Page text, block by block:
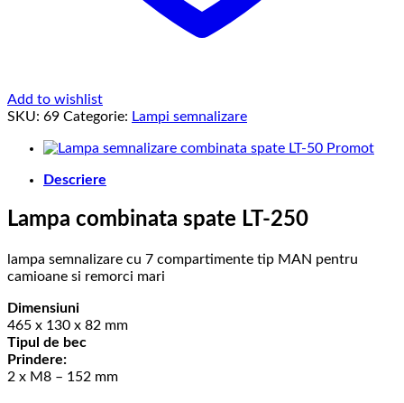
Add to wishlist
SKU: 69 Categorie: Lampi semnalizare
Descriere
Lampa combinata spate LT-250
lampa semnalizare cu 7 compartimente tip MAN pentru
camioane si remorci mari
Dimensiuni
465 x 130 x 82 mm
Tipul de bec
Prindere:
2 x M8 – 152 mm